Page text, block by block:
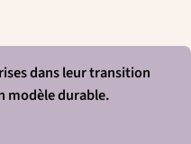
dans leur transition
modèle durable.